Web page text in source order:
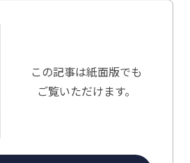
この記事は紙面版でも
ご覧いただけます。